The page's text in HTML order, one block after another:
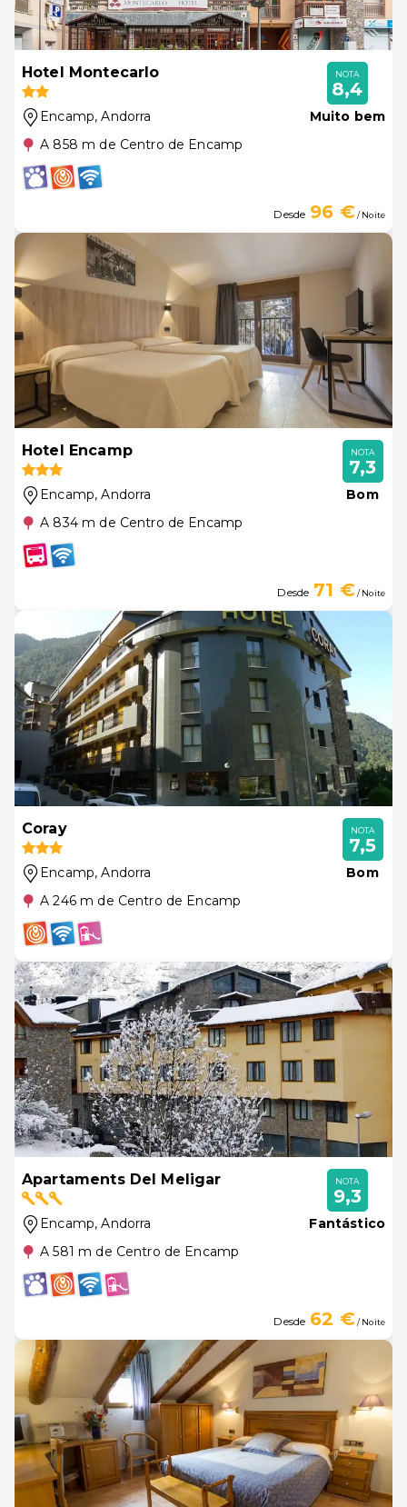
Hotel Montecarlo
Encamp, Andorra
A 858 m de Centro de Encamp
NOTA
8,4
Muito bem
Desde 96 €/ Noite
Hotel Encamp
Encamp, Andorra
A 834 m de Centro de Encamp
NOTA
7,3
Bom
Desde 71 €/ Noite
Coray
Encamp, Andorra
A 246 m de Centro de Encamp
NOTA
7,5
Bom
Apartaments Del Meligar
Encamp, Andorra
A 581 m de Centro de Encamp
NOTA
9,3
Fantástico
Desde 62 €/ Noite